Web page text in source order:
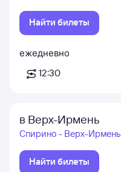
Найти билеты
ежедневно
12:30
в Верх-Ирмень
Спирино - Верх-Ирмень
Найти билеты